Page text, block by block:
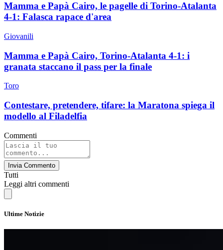
Mamma e Papà Cairo, le pagelle di Torino-Atalanta
4-1: Falasca rapace d'area
Giovanili
Mamma e Papà Cairo, Torino-Atalanta 4-1: i
granata staccano il pass per la finale
Toro
Contestare, pretendere, tifare: la Maratona spiega il
modello al Filadelfia
Commenti
Invia Commento
Tutti
Leggi altri commenti
Ultime Notizie